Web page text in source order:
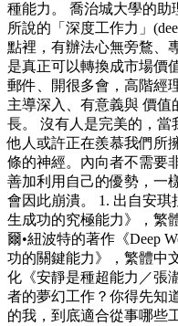
種能力。 喬治城大學的助
所說的「深度工作力」
點裡，有辦法心無旁鶩、
是真正可以轉換成市場價
郵件、開很多會，高階經
主導深入、有意義與 價
長。 沒有人是完美的，
他人或許正在羨慕我們所
條的神經。內向者不需要
善加利用自己的優勢，一
會因此崩潰。 1. 出自安琪
生成功的究極能力》，繁
爾•紐波特的著作《Deep
功的關鍵能力》，繁體中
化《安靜是種超能力／張
者的夢幻工作？你得先知
的我，到底適合從事哪些